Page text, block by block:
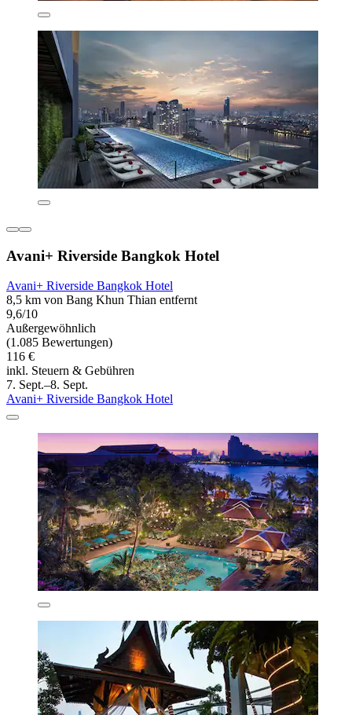
Avani+ Riverside Bangkok Hotel
Avani+ Riverside Bangkok Hotel
8,5 km von Bang Khun Thian entfernt
9,6/10
Außergewöhnlich
(1.085 Bewertungen)
116 €
inkl. Steuern & Gebühren
7. Sept.–8. Sept.
Avani+ Riverside Bangkok Hotel